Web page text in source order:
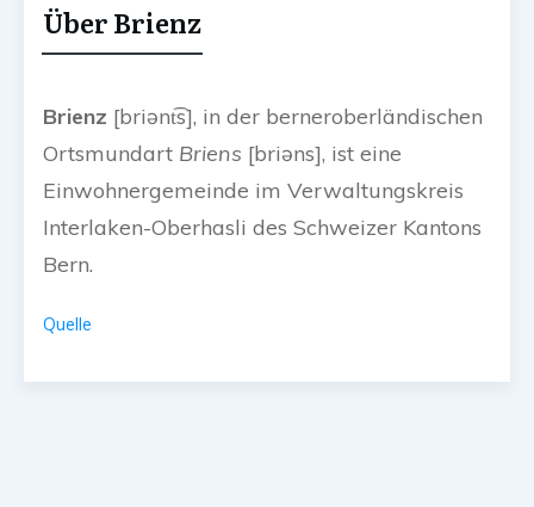
Über Brienz
Brienz [briənt͡s], in der berneroberländischen
Ortsmundart Briens [briəns], ist eine
Einwohnergemeinde im Verwaltungskreis
Interlaken-Oberhasli des Schweizer Kantons
Bern.
Quelle